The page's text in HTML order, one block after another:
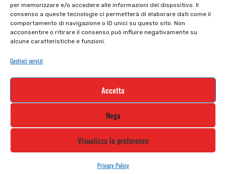
per memorizzare e/o accedere alle informazioni del dispositivo. Il
consenso a queste tecnologie ci permetterà di elaborare dati come il
comportamento di navigazione o ID unici su questo sito. Non
acconsentire o ritirare il consenso può influire negativamente su
alcune caratteristiche e funzioni.
Gestisci servizi
Accetta
Nega
Visualizza le preferenze
Privacy Policy
Privacy policy
Cookie policy
Tutti prodotti
Termini e condizioni
Iscriviti alla nostra newsletter e rimani